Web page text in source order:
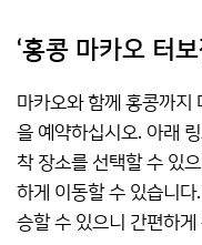
‘홍콩 마카오 터
마카오와 함께 홍콩까지
을 예약하십시오. 아래
착 장소를 선택할 수 있
하게 이동할 수 있습니
승할 수 있으니 간편하